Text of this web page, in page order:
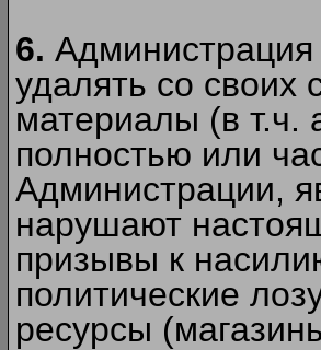
6. Администрация
удалять со
материалы (в т.ч.
полностью или
Администрации,
нарушают
призывы к
политические
ресурсы